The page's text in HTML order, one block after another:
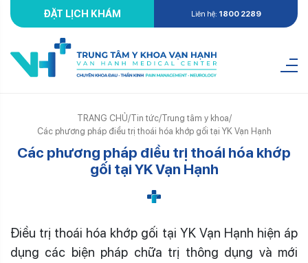
ĐẶT LỊCH KHÁM Liên hệ: 1800 2289
TRANG CHỦ/Tin tức/Trung tâm y khoa/
Các phương pháp điều trị thoái hóa khớp gối tại YK Vạn Hạnh
Các phương pháp điều trị thoái hóa khớp
gối tại YK Vạn Hạnh
Điều trị thoái hóa khớp gối tại YK Vạn Hạnh hiện áp
dụng các biện pháp chữa trị thông dụng và mới